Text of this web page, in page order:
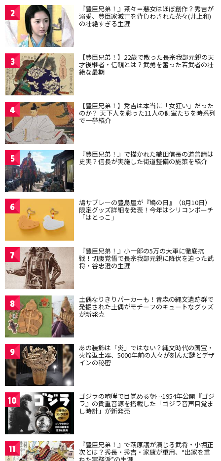
2 『豊臣兄弟！』茶々＝悪女はほぼ創作？秀吉が
溺愛、豊臣家滅亡を背負わされた茶々(井上和)
の壮絶すぎる生涯
3 【豊臣兄弟！】22歳で散った長宗我部元親の天
才後継者・信親とは？武勇を奮った若武者の壮
絶な最期
4 【豊臣兄弟！】秀吉は本当に「女狂い」だった
のか？ 天下人を彩った11人の側室たちを時系列
で一挙紹介
5 『豊臣兄弟！』で描かれた織田信長の道普請は
史実？信長が実施した街道整備の施策を紹介
6 鳩サブレーの豊島屋が『鳩の日』（8月10日）
限定グッズ詳細を発表！今年はシリコンポーチ
「はとっこ」
7 『豊臣兄弟！』小一郎の5万の大軍に徹底抗
戦！切腹覚悟で長宗我部元親に降伏を迫った武
将・谷忠澄の生涯
8 土偶なりきりパーカーも！青森の縄文遺跡群で
発掘された土偶がモチーフのキュートなグッズ
が新発売
9 あの装飾は「炎」ではない？縄文時代の国宝・
火焔型土器、5000年前の人々が刻んだ謎とデザ
インの秘密
10 ゴジラの咆哮で目覚める朝…1954年公開『ゴジ
ラ』の貴重音源を搭載した「ゴジラ音声目覚ま
し時計」が新発売
11 『豊臣兄弟！』で萩原護が演じる武将・小堀正
次とは？秀長・秀吉・家康が重用、“出家を重